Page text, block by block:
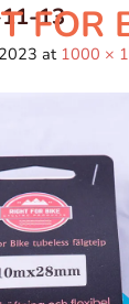
13
at 1000 ×